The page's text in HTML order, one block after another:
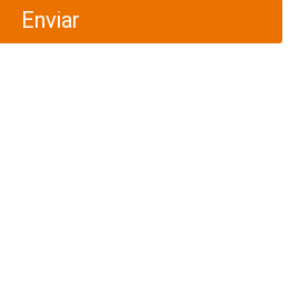
Enviar